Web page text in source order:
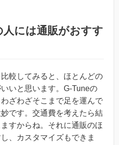
には通販がおすす
較してみると、ほとんどの
いと思います。G-Tuneの
ざわざそこまで足を運んで
です。交通費を考えたら結
すからね。それに通販のほ
、カスタマイズもできま